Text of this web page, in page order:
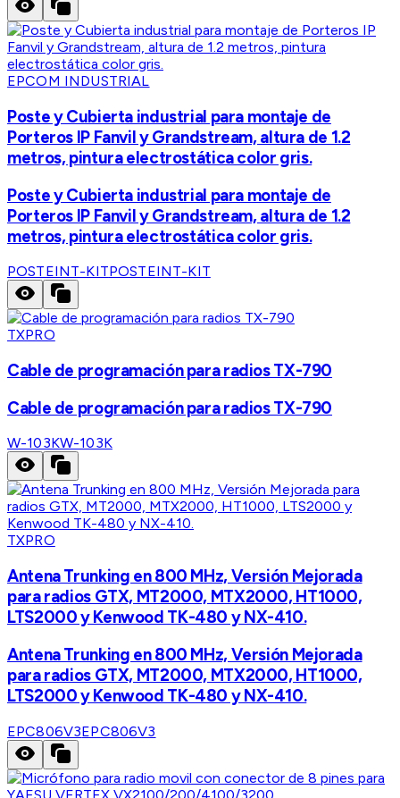
EPCOM INDUSTRIAL
Poste y Cubierta industrial para montaje de
Porteros IP Fanvil y Grandstream, altura de 1.2
metros, pintura electrostática color gris.
Poste y Cubierta industrial para montaje de
Porteros IP Fanvil y Grandstream, altura de 1.2
metros, pintura electrostática color gris.
POSTEINT-KITPOSTEINT-KIT
TXPRO
Cable de programación para radios TX-790
Cable de programación para radios TX-790
W-103KW-103K
TXPRO
Antena Trunking en 800 MHz, Versión Mejorada
para radios GTX, MT2000, MTX2000, HT1000,
LTS2000 y Kenwood TK-480 y NX-410.
Antena Trunking en 800 MHz, Versión Mejorada
para radios GTX, MT2000, MTX2000, HT1000,
LTS2000 y Kenwood TK-480 y NX-410.
EPC806V3EPC806V3